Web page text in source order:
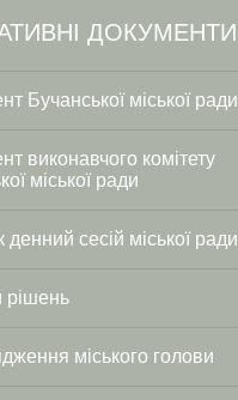
ДОКУМЕНТИ
Бучанської міської ради
виконавчого комітету
міської ради
денний сесій міської ради
рішень
міського голови